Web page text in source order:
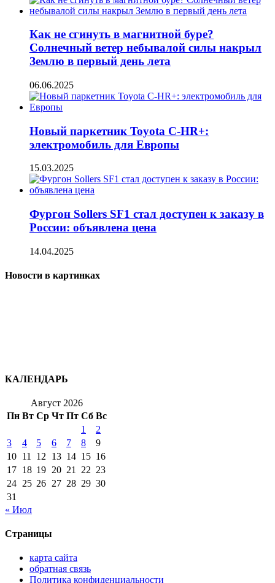
Как не сгинуть в магнитной буре?
Солнечный ветер небывалой силы накрыл
Землю в первый день лета
06.06.2025
Новый паркетник Toyota C-HR+:
электромобиль для Европы
15.03.2025
Фургон Sollers SF1 стал доступен к заказу в
России: объявлена цена
14.04.2025
Новости в картинках
КАЛЕНДАРЬ
Август 2026
Пн Вт Ср Чт Пт Сб Вс
1
2
3
4 5 6 7 8
9
10 11 12 13 14 15 16
17 18 19 20 21 22 23
24 25 26 27 28 29 30
31
« Июл
Страницы
карта сайта
обратная связь
Политика конфиденциальности